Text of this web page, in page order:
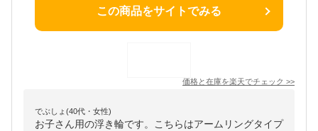
この商品をサイトでみる
価格と在庫を楽天でチェック >>
でぶしょ(40代・女性)
お子さん用の浮き輪です。こちらはアームリングタイプ